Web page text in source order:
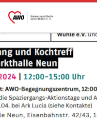
Zum Inhalt springen